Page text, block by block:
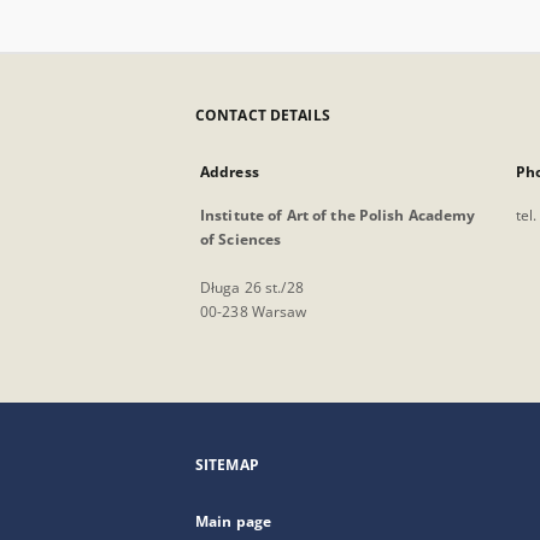
CONTACT DETAILS
Address
Institute of Art of the Polish Academy
of Sciences
Długa 26 st./28
00-238 Warsaw
tel.
SITEMAP
Main page